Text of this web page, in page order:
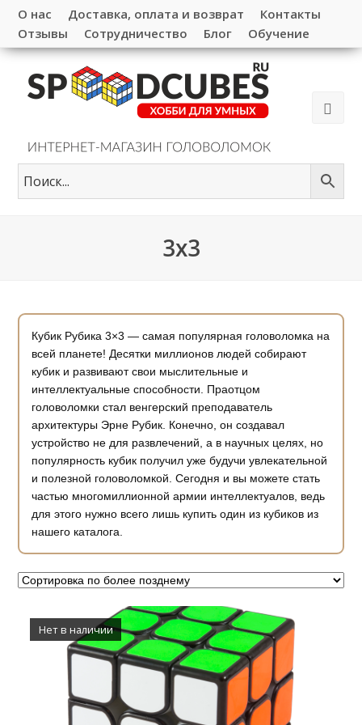
О нас Доставка, оплата и возврат
Контакты
Отзывы
Сотрудничество Блог Обучение
3х3
Кубик Рубика 3×3 — самая популярная головоломка на
всей планете! Десятки миллионов людей собирают
кубик и развивают свои мыслительные и
интеллектуальные способности. Праотцом
головоломки стал венгерский преподаватель
архитектуры Эрне Рубик. Конечно, он создавал
устройство не для развлечений, а в научных целях, но
популярность кубик получил уже будучи увлекательной
и полезной головоломкой. Сегодня и вы можете стать
частью многомиллионной армии интеллектуалов, ведь
для этого нужно всего лишь купить один из кубиков из
нашего каталога.
Нет в наличии